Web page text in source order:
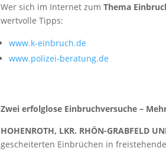
Wer sich im Internet zumThema
wertvolle Tipps:
www.k-einbruch.de
www.polizei-beratung.de
Zwei erfolglose Einbruchversuche –
HOHENROTH, LKR. RHÖN-GRABFELD
gescheiterten Einbrüchen in